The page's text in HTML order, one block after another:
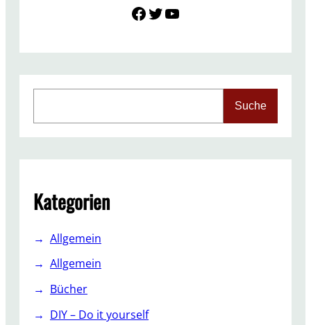
Link zu Facebook Twitter YouTube
c
Suche
Kategorien
Allgemein
Allgemein
Bücher
DIY – Do it yourself